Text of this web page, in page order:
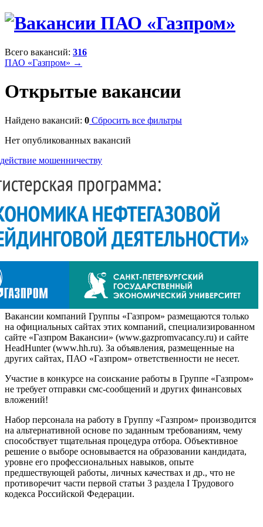
Всего вакансий: 316
ПАО «Газпром» →
Открытые вакансии
Найдено вакансий: 0 Сбросить все фильтры
Нет опубликованных вакансий
мошенничеству
Вакансии компаний Группы «Газпром» размещаются только
на официальных сайтах этих компаний, специализированном
сайте «Газпром Вакансии» (www.gazpromvacancy.ru) и сайте
HeadHunter (www.hh.ru). За объявления, размещенные на
других сайтах, ПАО «Газпром» ответственности не несет.
Участие в конкурсе на соискание работы в Группе «Газпром»
не требует отправки смс-сообщений и других финансовых
вложений!
Набор персонала на работу в Группу «Газпром» производится
на альтернативной основе по заданным требованиям, чему
способствует тщательная процедура отбора. Объективное
решение о выборе основывается на образовании кандидата,
уровне его профессиональных навыков, опыте
предшествующей работы, личных качествах и др., что не
противоречит части первой статьи 3 раздела I Трудового
кодекса Российской Федерации.